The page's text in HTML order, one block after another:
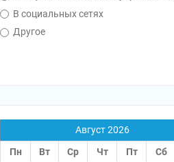
В социальных сетях
Другое
Август 2026
Пн
Вт Ср Чт Пт Сб